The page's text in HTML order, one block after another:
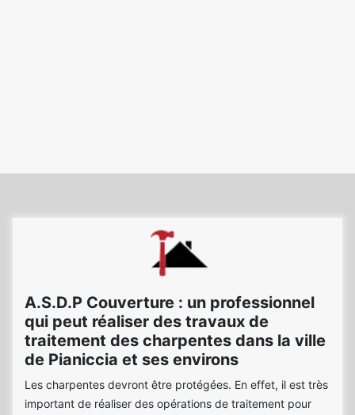
A.S.D.P Couverture : un professionnel
qui peut réaliser des travaux de
traitement des charpentes dans la ville
de Pianiccia et ses environs
Les charpentes devront être protégées. En effet, il est très
important de réaliser des opérations de traitement pour